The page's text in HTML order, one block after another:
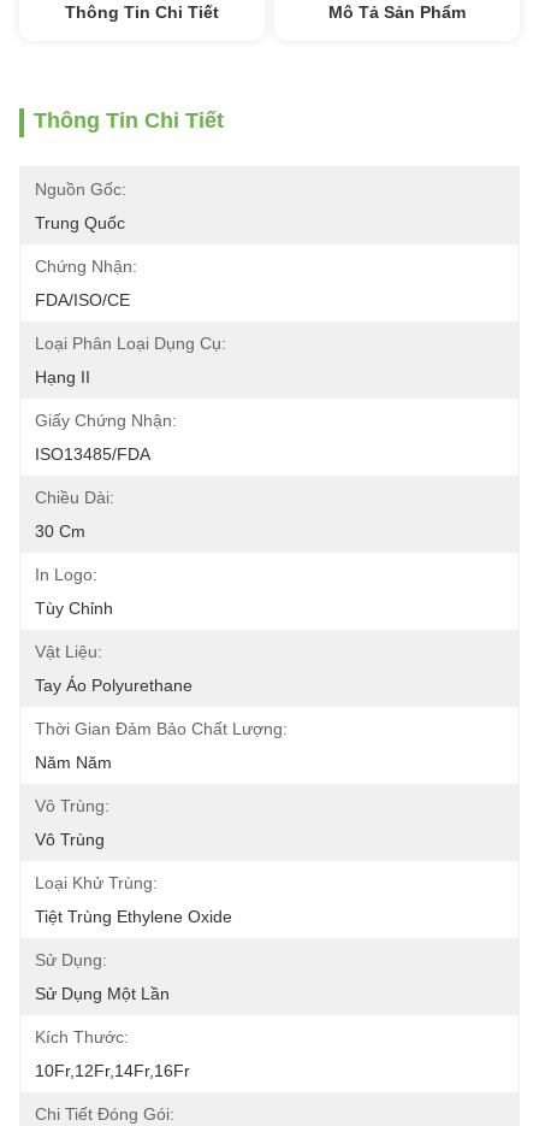
Thông Tin Chi Tiết Mô Tả Sản Phẩm
Thông Tin Chi Tiết
Nguồn Gốc:
Trung Quốc
Chứng Nhận:
FDA/ISO/CE
Loại Phân Loại Dụng Cụ:
Hạng II
Giấy Chứng Nhận:
ISO13485/FDA
Chiều Dài:
30 Cm
In Logo:
Tùy Chỉnh
Vật Liệu:
Tay Áo Polyurethane
Thời Gian Đảm Bảo Chất Lượng:
Năm Năm
Vô Trùng:
Vô Trùng
Loại Khử Trùng:
Tiệt Trùng Ethylene Oxide
Sử Dụng:
Sử Dụng Một Lần
Kích Thước:
10Fr,12Fr,14Fr,16Fr
Chi Tiết Đóng Gói: